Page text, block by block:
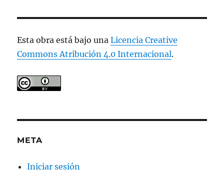
Esta obra está bajo unaLicencia Creative
Commons Atribución 4.0 Internacional.
META
Iniciar sesión